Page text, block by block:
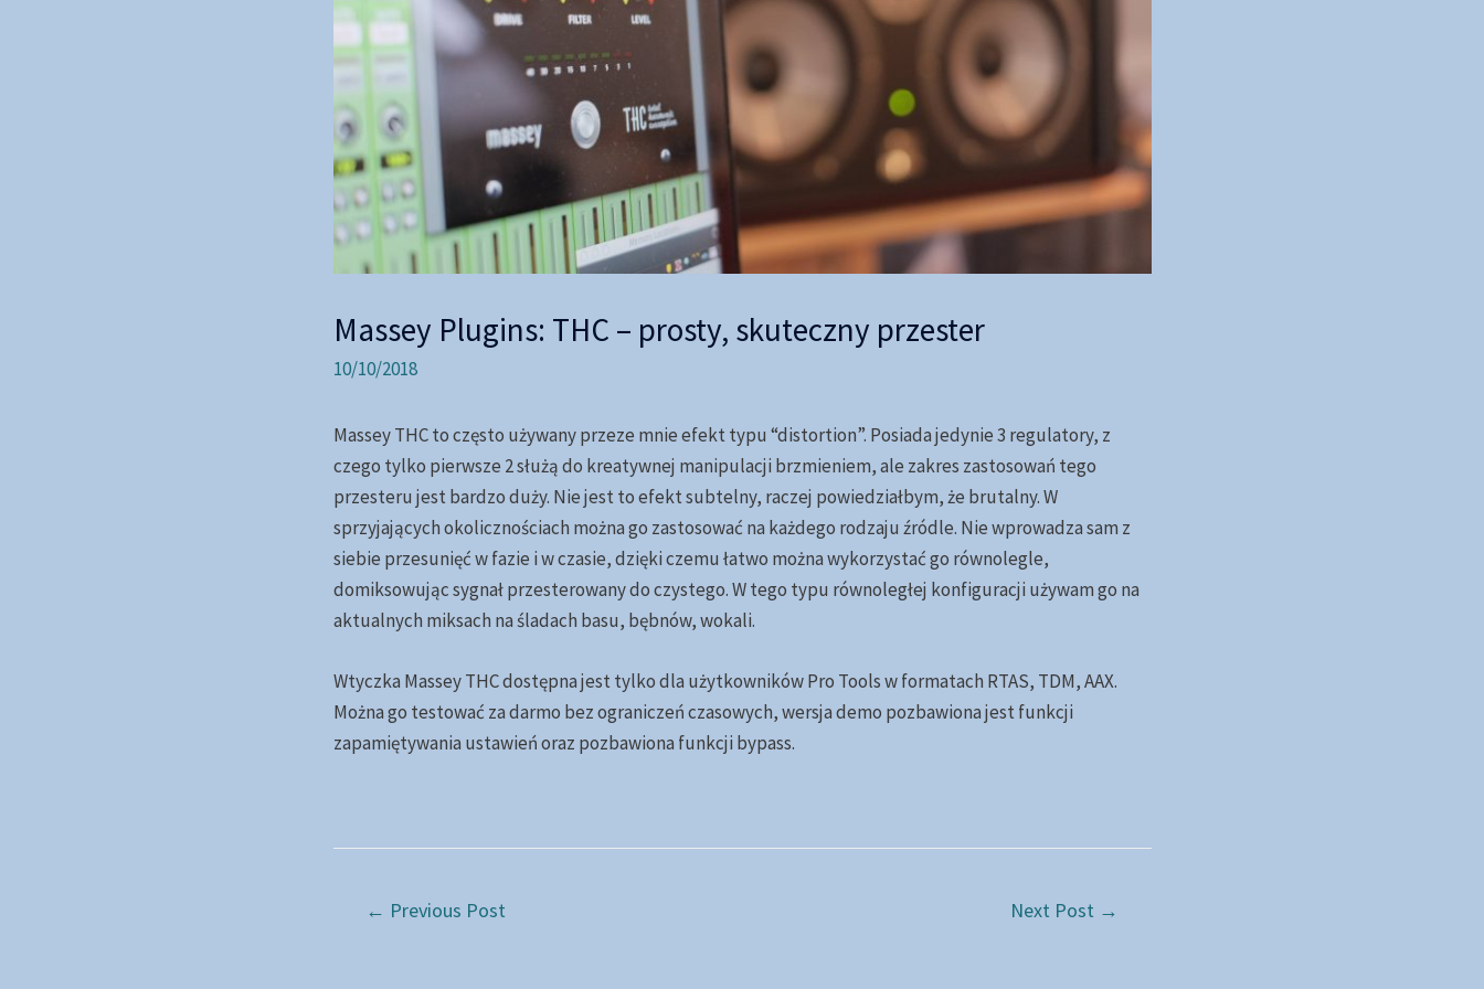
Massey Plugins: THC – prosty, skuteczny przester
10/10/2018
Massey THC to często używany przeze mnie efekt typu “distortion”. Posiada jedynie 3 regulatory, z
czego tylko pierwsze 2 służą do kreatywnej manipulacji brzmieniem, ale zakres zastosowań tego
przesteru jest bardzo duży. Nie jest to efekt subtelny, raczej powiedziałbym, że brutalny. W
sprzyjających okolicznościach można go zastosować na każdego rodzaju źródle. Nie wprowadza sam z
siebie przesunięć w fazie i w czasie, dzięki czemu łatwo można wykorzystać go równolegle,
domiksowując sygnał przesterowany do czystego. W tego typu równoległej konfiguracji używam go na
aktualnych miksach na śladach basu, bębnów, wokali.
Wtyczka Massey THC dostępna jest tylko dla użytkowników Pro Tools w formatach RTAS, TDM, AAX.
Można go testować za darmo bez ograniczeń czasowych, wersja demo pozbawiona jest funkcji
zapamiętywania ustawień oraz pozbawiona funkcji bypass.
← Previous Post Next Post →